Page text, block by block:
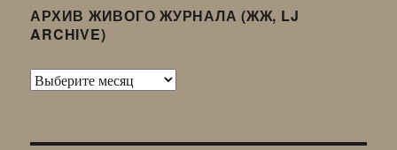
АРХИВ ЖИВОГО ЖУРНАЛА (ЖЖ, LJ
ARCHIVE)
Архив